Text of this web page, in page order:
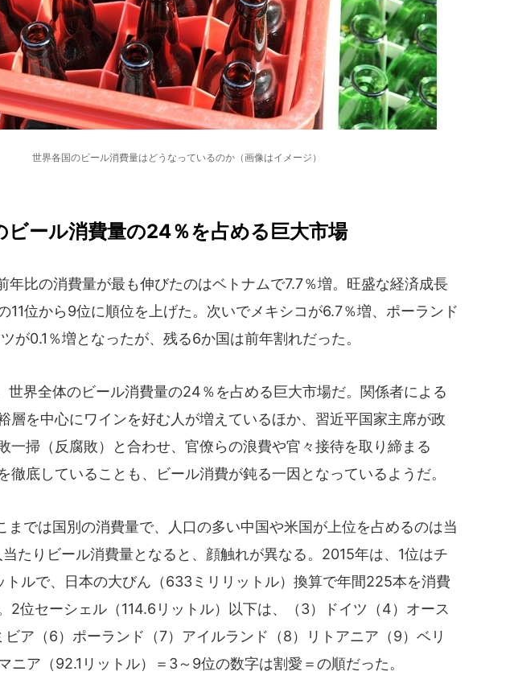
世界各国のビール消費量はどうなっているのか（画像はイメージ）
ビール消費量の24％を占める巨大市場
年比の消費量が最も伸びたのはベトナムで7.7％増。旺盛な経済成長
11位から9位に順位を上げた。次いでメキシコが6.7％増、ポーランド
が0.1％増となったが、残る6か国は前年割れだった。
世界全体のビール消費量の24％を占める巨大市場だ。関係者による
層を中心にワインを好む人が増えているほか、習近平国家主席が政
一掃（反腐敗）と合わせ、官僚らの浪費や官々接待を取り締まる
徹底していることも、ビール消費が鈍る一因となっているようだ。
までは国別の消費量で、人口の多い中国や米国が上位を占めるのは当
たりビール消費量となると、顔触れが異なる。2015年は、1位はチ
トルで、日本の大びん（633ミリリットル）換算で年間225本を消費
2位セーシェル（114.6リットル）以下は、（3）ドイツ（4）オース
ビア（6）ポーランド（7）アイルランド（8）リトアニア（9）ベリ
ニア（92.1リットル）＝3～9位の数字は割愛＝の順だった。